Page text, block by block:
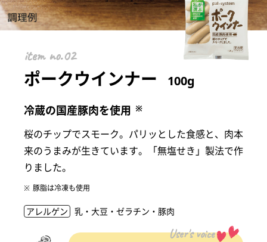
item
ポークウインナー 100g
冷蔵の国産豚肉を使用 ※
桜のチップでスモーク。パリッとした食感と、肉本
来のうまみが生きています。「無塩せき」製法で作
りました。
豚脂は冷凍も使用
アレルゲン 乳・大豆・ゼラチン・豚肉
User's voice